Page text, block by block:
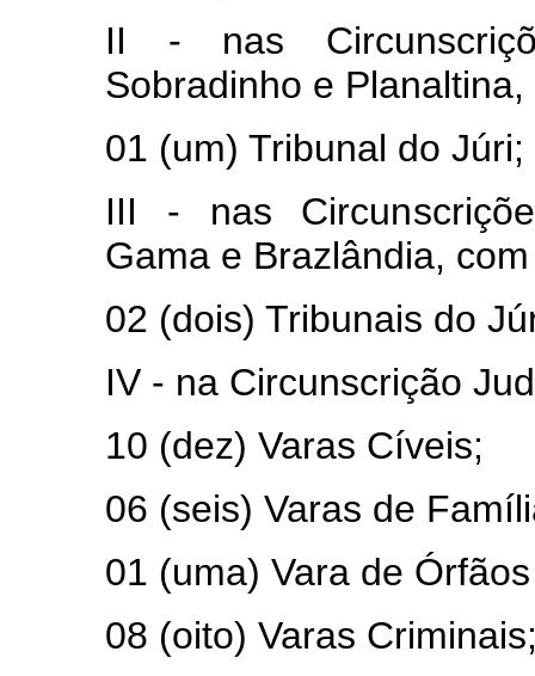
II - nas
Sobradinho e
01 (um) Tribunal do Júri;
III - nas
Gama e Brazlândia,
02 (dois) Tribunais do
IV - na Circunscrição
10 (dez) Varas Cíveis;
06 (seis) Varas de
01 (uma) Vara de
08 (oito) Varas